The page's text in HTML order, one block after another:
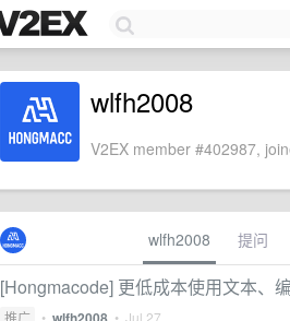
wlfh2008
V2EX member #402987,
wlfh2008 提问
[Hongmacode] 更低成本使用文本、
推广 • • Jul 27